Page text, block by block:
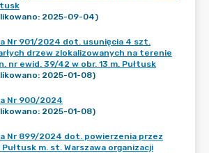
2025-09-04)
Nr 901/2024 dot. usunięcia 4 szt.
drzew zlokalizowanych na terenie
nr ewid. 39/42 w obr. 13 m. Pułtusk
2025-01-08)
Nr 900/2024
2025-01-08)
Nr 899/2024 dot. powierzenia przez
Pułtusk m. st. Warszawa organizacji